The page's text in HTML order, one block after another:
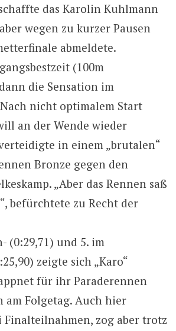
das Karolin Kuhlmann
wegen zu kurzer Pausen
abmeldete.
(100m
die Sensation im
nicht optimalem Start
an der Wende wieder
in einem „brutalen“
Bronze gegen den
„Aber das Rennen saß
befürchtete zu Recht der
(0:29,71) und 5. im
zeigte sich „Karo“
für ihr Paraderennen
am Folgetag. Auch hier
Finalteilnahmen, zog aber trotz